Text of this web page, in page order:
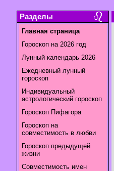
Разделы
Главная страница
Гороскоп на 2026 год
Лунный календарь 2026
Ежедневный лунный
гороскоп
Индивидуальный
астрологический гороскоп
Гороскоп Пифагора
Гороскоп на
совместимость в любви
Гороскоп предыдущей
жизни
Совместимость имен